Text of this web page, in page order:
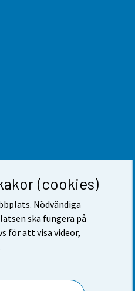
(cookies)
Nödvändiga
ska fungera på
för att visa videor,